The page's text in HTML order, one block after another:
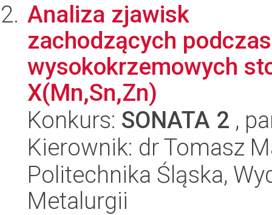
Analiza zjawisk
zachodzących
wysokokrzemowych
X(Mn,Sn,Zn)
Konkurs: SONATA 2 ,
Kierownik: dr Tomasz
Politechnika Śląska,
Metalurgii